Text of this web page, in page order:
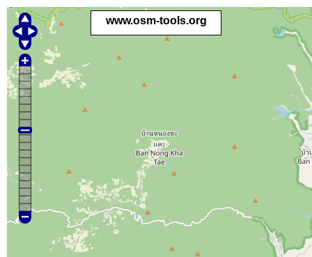
www.osm-tools.org